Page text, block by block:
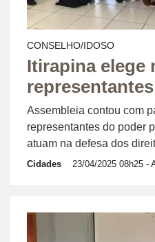
CONSELHO/IDOSO
Itirapina elege
representantes
Assembleia contou com
representantes do poder
atuam na defesa dos
Cidades 23/04/2025 08h25 -